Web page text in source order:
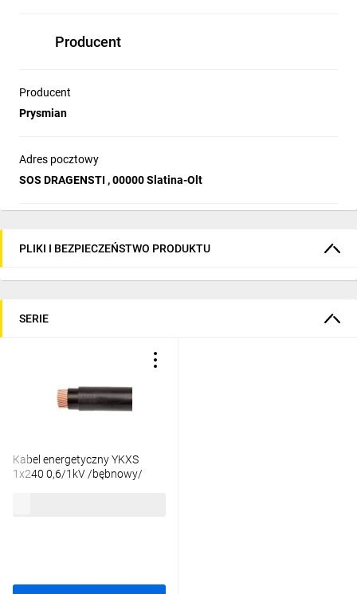
Producent
Producent
Prysmian
Adres pocztowy
SOS DRAGENSTI , 00000 Slatina-Olt
PLIKI I BEZPIECZEŃSTWO PRODUKTU
SERIE
Kabel energetyczny YKXS
1x240 0,6/1kV /bębnowy/